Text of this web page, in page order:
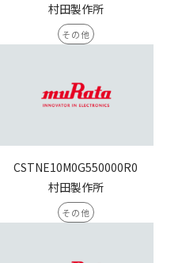
村田製作所
その他
CSTNE10M0G550000R0
村田製作所
その他